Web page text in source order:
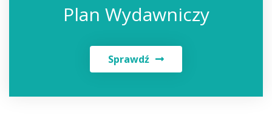
Plan Wydawniczy
Sprawdź